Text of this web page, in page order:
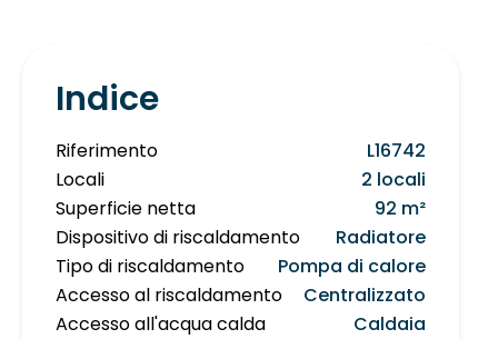
Indice
Riferimento
L16742
Locali
2 locali
Superficie netta
92 m²
Dispositivo di riscaldamento
Radiatore
Tipo di riscaldamento
Pompa di calore
Accesso al riscaldamento
Centralizzato
Accesso all'acqua calda
Caldaia